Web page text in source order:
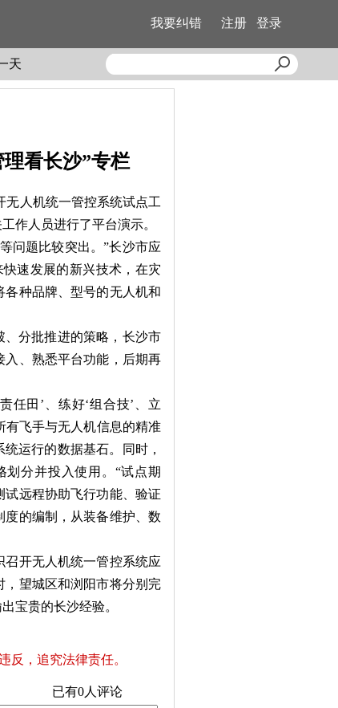
我要纠错 注册 登录
天
看长沙”专栏
人机统一管控系统试点工
作人员进行了平台演示。
问题比较突出。”长沙市应
速发展的新兴技术，在灾
种品牌、型号的无人机和
分批推进的策略，长沙市
入、熟悉平台功能，后期再
田’、练好‘组合技’、立
有飞手与无人机信息的精准
运行的数据基石。同时，
划分并投入使用。“试点期
远程协助飞行功能、验证
的编制，从装备维护、数
开无人机统一管控系统应
，望城区和浏阳市将分别完
宝贵的长沙经验。
反，追究法律责任。
已有0人评论